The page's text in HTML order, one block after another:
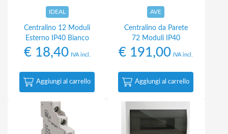
IDEAL
Centralino 12 Moduli
Esterno IP40 Bianco
€18,40 IVA incl.
Aggiungi al carrello
AVE
Centralino da Parete
72 Moduli IP40
€ 191,00 IVA incl.
Aggiungi al carrello